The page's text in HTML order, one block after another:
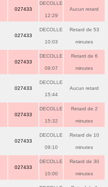
027433
DECOLLE
12:29
Aucun retard
027433
DECOLLE
10:03
Retard de 53
minutes
027433
DECOLLE
09:07
Retard de 6
minutes
027433
DECOLLE
15:44
Aucun retard
027433
DECOLLE
15:32
Retard de 2
minutes
027433
DECOLLE
09:10
Retard de 10
minutes
027433
DECOLLE
10:00
Retard de 30
minutes